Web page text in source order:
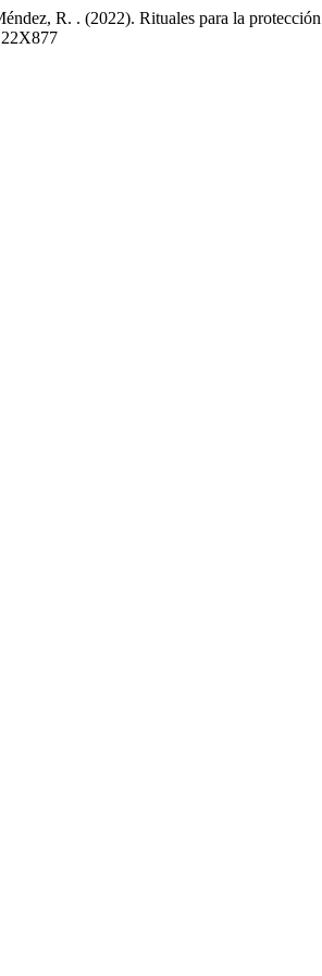
R. . (2022). Rituales para la